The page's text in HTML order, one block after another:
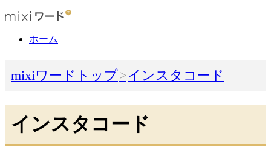
ホーム
mixiワードトップ インスタコード
インスタコード